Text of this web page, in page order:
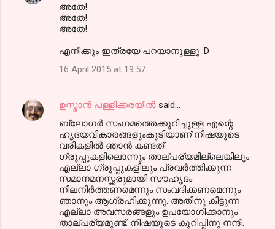
അതേ!
അതേ!
അതേ!
എനിക്കും ഇത്രയേ പറയാനുള്ളൂ :D
16 April 2015 at 19:57
ഉസ്മാന്‍ പള്ളിക്കരയില്‍ said…
ബ്ലോഗർ സംഗമത്തെക്കുറിച്ചുള്ള എന്റെ
ഹൃദയവികാരങ്ങളുംകൂടിയാണ് നിഷയുടെ
വരികളിൽ ഞാൻ കണ്ടത്.
ഗ്രൂപ്പുകളിലൊന്നും താല്പര്യമില്ലെങ്കിലും
എല്ലാ ഗ്രൂപ്പുകളിലും പ്രവർത്തിക്കുന്ന
സമാനമനസ്ക്കരുമായി സൗഹൃദം
നിലനിർത്തണമെന്നും സംവദിക്കണമെന്നും
ഞാനും ആഗ്രഹിക്കുന്നു. അതിനു കിട്ടുന്ന
എല്ലാ അവസരങ്ങളും ഉപയോഗിക്കാനും
താല്പര്യമുണ്ട്. നിഷയുടെ കുറിപ്പിനു നന്ദി.